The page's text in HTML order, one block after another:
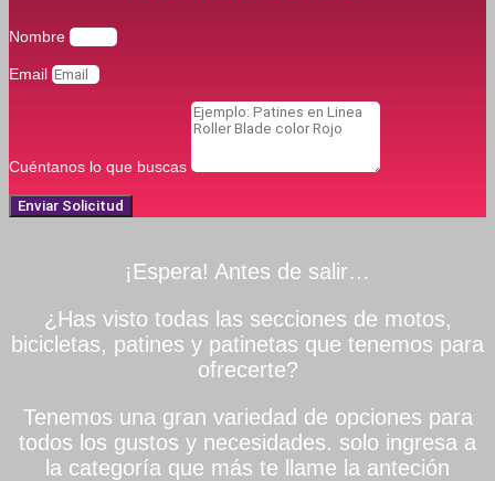
Nombre
Email
Cuéntanos lo que buscas
Enviar Solicitud
¡Espera! Antes de salir…
¿Has visto todas las secciones de motos,
bicicletas, patines y patinetas que tenemos para
ofrecerte?
Tenemos una gran variedad de opciones para
todos los gustos y necesidades. solo ingresa a
la categoría que más te llame la anteción